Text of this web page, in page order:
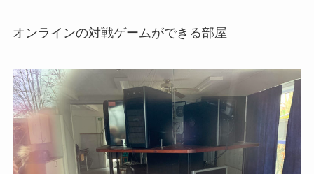
オンラインの対戦ゲームができる部屋